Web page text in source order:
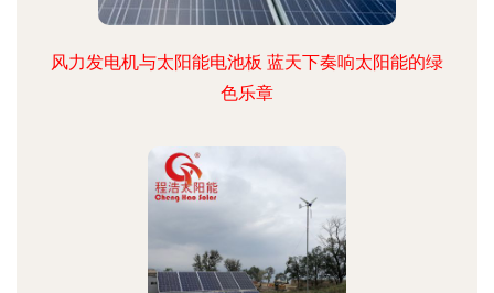
风力发电机与太阳能电池板 蓝天下奏响太阳能的绿
色乐章